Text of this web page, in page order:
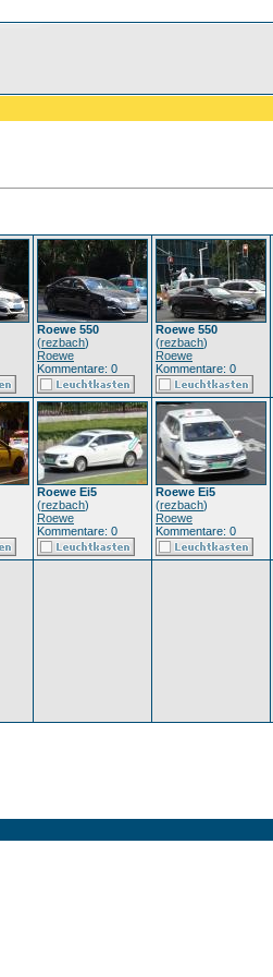
Roewe 550
(rezbach)
Roewe
Kommentare: 0
Roewe 550
(rezbach)
Roewe
Kommentare: 0
Roewe Ei5
(rezbach)
Roewe
Kommentare: 0
Roewe Ei5
(rezbach)
Roewe
Kommentare: 0